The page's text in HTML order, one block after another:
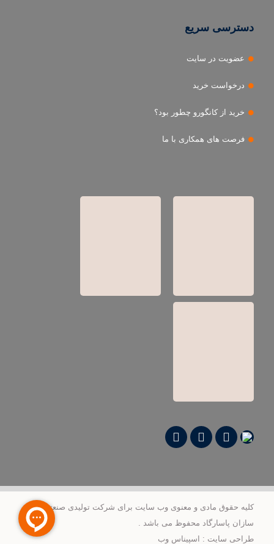
دسترسی سریع
عضویت در سایت
درخواست خرید
خرید از کانگورو چطور بود؟
فرصت های همکاری با ما
کلیه حقوق مادی و معنوی وب‌ سایت برای شرکت تولیدی صنعتی علمی
سازان پاسارگاد محفوظ می‌ باشد .
طراحی سایت : اسپیناس وب